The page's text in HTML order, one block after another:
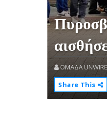
OMAΔΑ
Share This